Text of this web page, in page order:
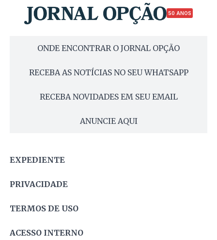
50 ANOS
ONDE ENCONTRAR O JORNAL OPÇÃO
RECEBA AS NOTÍCIAS NO SEU WHATSAPP
RECEBA NOVIDADES EM SEU EMAIL
ANUNCIE AQUI
EXPEDIENTE
PRIVACIDADE
TERMOS DE USO
ACESSO INTERNO